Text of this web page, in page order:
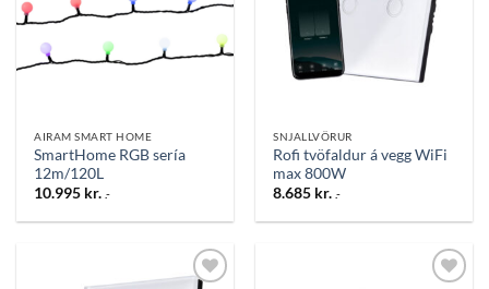
AIRAM SMART HOME
SmartHome RGB sería
12m/120L
10.995 kr. .-
SNJALLVÖRUR
Rofi tvöfaldur á vegg WiFi
max 800W
8.685 kr. .-